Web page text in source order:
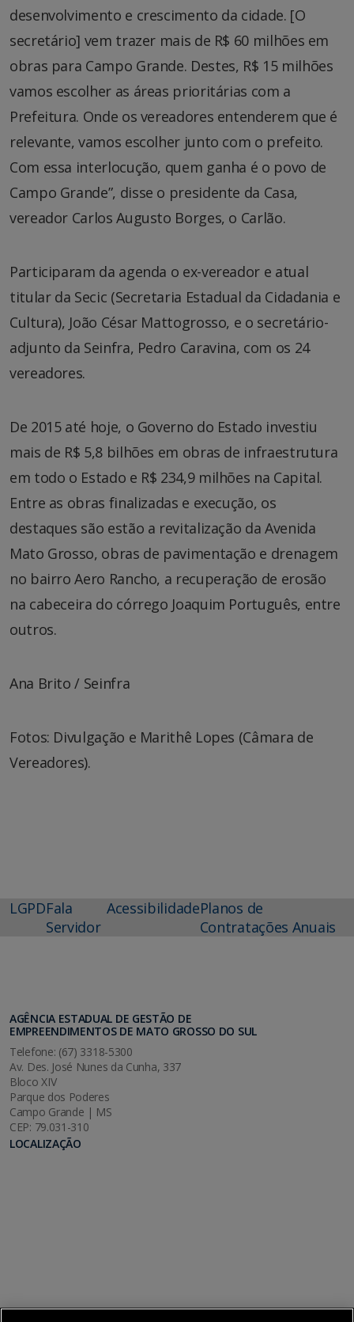
desenvolvimento e crescimento da cidade. [O
secretário] vem trazer mais de R$ 60 milhões em
obras para Campo Grande. Destes, R$ 15 milhões
vamos escolher as áreas prioritárias com a
Prefeitura. Onde os vereadores entenderem que é
relevante, vamos escolher junto com o prefeito.
Com essa interlocução, quem ganha é o povo de
Campo Grande”, disse o presidente da Casa,
vereador Carlos Augusto Borges, o Carlão.
Participaram da agenda o ex-vereador e atual
titular da Secic (Secretaria Estadual da Cidadania e
Cultura), João César Mattogrosso, e o secretário-
adjunto da Seinfra, Pedro Caravina, com os 24
vereadores.
De 2015 até hoje, o Governo do Estado investiu
mais de R$ 5,8 bilhões em obras de infraestrutura
em todo o Estado e R$ 234,9 milhões na Capital.
Entre as obras finalizadas e execução, os
destaques são estão a revitalização da Avenida
Mato Grosso, obras de pavimentação e drenagem
no bairro Aero Rancho, a recuperação de erosão
na cabeceira do córrego Joaquim Português, entre
outros.
Ana Brito / Seinfra
Fotos: Divulgação e Marithê Lopes (Câmara de
Vereadores).
LGPDFala
Servidor
AcessibilidadePlanos de
Contratações Anuais
AGÊNCIA ESTADUAL DE GESTÃO DE
EMPREENDIMENTOS DE MATO GROSSO DO SUL
Telefone: (67) 3318-5300
Av. Des. José Nunes da Cunha, 337
Bloco XIV
Parque dos Poderes
Campo Grande | MS
CEP: 79.031-310
LOCALIZAÇÃO